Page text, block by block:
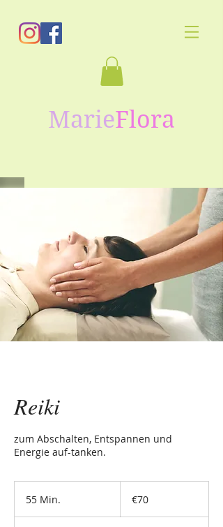
MarieFlora
Reiki
zum Abschalten, Entspannen und
Energie auf-tanken.
55 Min. €70